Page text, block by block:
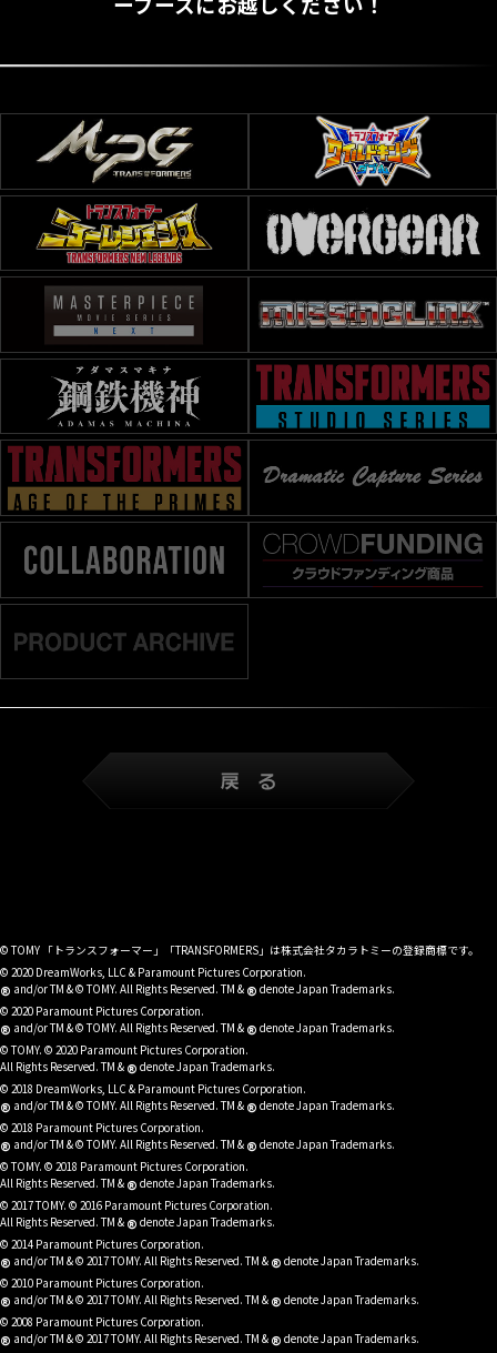
© TOMY 「トランスフォーマー」「TRANSFORMERS」は株式会社タカラトミーの登録商標です。
© 2020 DreamWorks, LLC & Paramount Pictures Corporation.
® and/or TM & © TOMY. All Rights Reserved. TM & ® denote Japan Trademarks.
© 2020 Paramount Pictures Corporation.
® and/or TM & © TOMY. All Rights Reserved. TM & ® denote Japan Trademarks.
© TOMY. © 2020 Paramount Pictures Corporation.
All Rights Reserved. TM & ® denote Japan Trademarks.
© 2018 DreamWorks, LLC & Paramount Pictures Corporation.
® and/or TM & © TOMY. All Rights Reserved. TM & ® denote Japan Trademarks.
© 2018 Paramount Pictures Corporation.
® and/or TM & © TOMY. All Rights Reserved. TM & ® denote Japan Trademarks.
© TOMY. © 2018 Paramount Pictures Corporation.
All Rights Reserved. TM & ® denote Japan Trademarks.
© 2017 TOMY. © 2016 Paramount Pictures Corporation.
All Rights Reserved. TM & ® denote Japan Trademarks.
© 2014 Paramount Pictures Corporation.
® and/or TM & © 2017 TOMY. All Rights Reserved. TM & ® denote Japan Trademarks.
© 2010 Paramount Pictures Corporation.
® and/or TM & © 2017 TOMY. All Rights Reserved. TM & ® denote Japan Trademarks.
© 2008 Paramount Pictures Corporation.
® and/or TM & © 2017 TOMY. All Rights Reserved. TM & ® denote Japan Trademarks.